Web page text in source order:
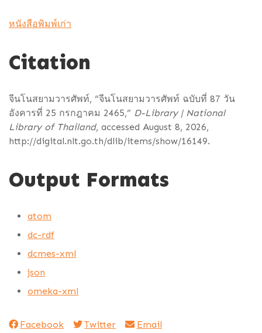
หนังสือพิมพ์เก่า
Citation
จีนโนสยามวารศัพท์, “จีนโนสยามวารศัพท์ ฉบับที่ 87 วัน
อังคารที่ 25 กรกฎาคม 2465,” D-Library | National
Library of Thailand, accessed August 8, 2026,
http://digital.nlt.go.th/dlib/items/show/16149.
Output Formats
atom
dc-rdf
dcmes-xml
json
omeka-xml
Facebook Twitter Email